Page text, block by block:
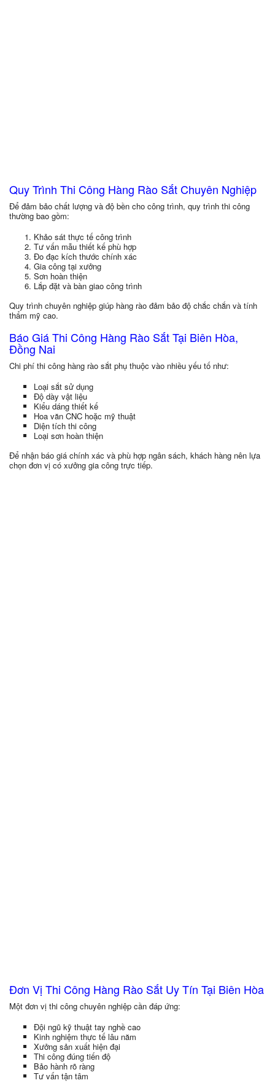
Quy Trình Thi Công Hàng Rào Sắt Chuyên Nghiệp
Để đảm bảo chất lượng và độ bền cho công trình, quy trình thi công
thường bao gồm:
Khảo sát thực tế công trình
Tư vấn mẫu thiết kế phù hợp
Đo đạc kích thước chính xác
Gia công tại xưởng
Sơn hoàn thiện
Lắp đặt và bàn giao công trình
Quy trình chuyên nghiệp giúp hàng rào đảm bảo độ chắc chắn và tính
thẩm mỹ cao.
Báo Giá Thi Công Hàng Rào Sắt Tại Biên Hòa,
Đồng Nai
Chi phí thi công hàng rào sắt phụ thuộc vào nhiều yếu tố như:
Loại sắt sử dụng
Độ dày vật liệu
Kiểu dáng thiết kế
Hoa văn CNC hoặc mỹ thuật
Diện tích thi công
Loại sơn hoàn thiện
Để nhận báo giá chính xác và phù hợp ngân sách, khách hàng nên lựa
chọn đơn vị có xưởng gia công trực tiếp.
Đơn Vị Thi Công Hàng Rào Sắt Uy Tín Tại Biên Hòa
Một đơn vị thi công chuyên nghiệp cần đáp ứng:
Đội ngũ kỹ thuật tay nghề cao
Kinh nghiệm thực tế lâu năm
Xưởng sản xuất hiện đại
Thi công đúng tiến độ
Bảo hành rõ ràng
Tư vấn tận tâm